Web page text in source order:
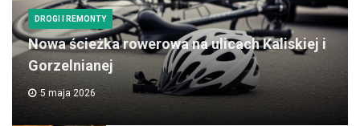
DROGI I REMONTY
Nowa ścieżka rowerowa na ulicach Kaliskiej i
Gorzelnianej
5 maja 2026